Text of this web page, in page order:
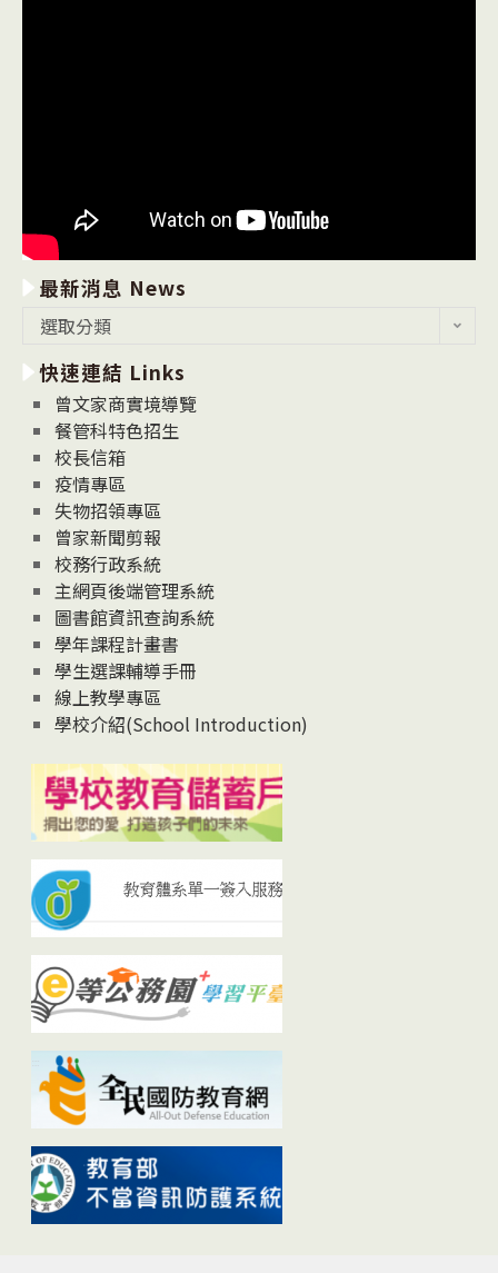
最新消息 News
消
息
News
選取分類
快速連結 Links
曾文家商實境導覽
餐管科特色招生
校長信箱
疫情專區
失物招領專區
曾家新聞剪報
校務行政系統
主網頁後端管理系統
圖書館資訊查詢系統
學年課程計畫書
學生選課輔導手冊
線上教學專區
學校介紹(School Introduction)